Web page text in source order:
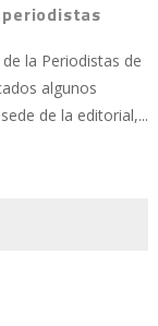
la Periodistas de
algunos
de la editorial,...